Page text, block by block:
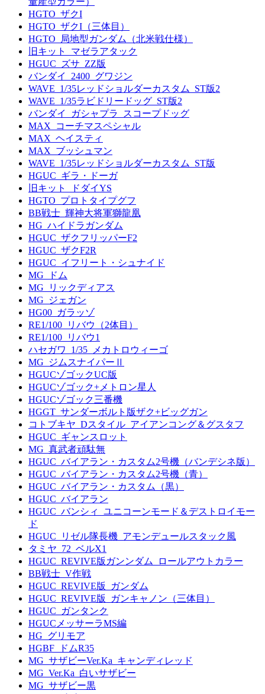
HGTO_ザクI
HGTO_ザクI（三体目）
HGTO_局地型ガンダム（北米戦仕様）
旧キット_マゼラアタック
HGUC_ズサ_ZZ版
バンダイ_2400_グワジン
WAVE_1/35レッドショルダーカスタム_ST版2
WAVE_1/35ラビドリードッグ_ST版2
バンダイ_ガシャプラ_スコープドッグ
MAX_コーチマスペシャル
MAX_ヘイスティ
MAX_ブッシュマン
WAVE_1/35レッドショルダーカスタム_ST版
HGUC_ギラ・ドーガ
旧キット_ドダイYS
HGTO_プロトタイプグフ
BB戦士_輝神大将軍獅龍凰
HG_ハイドラガンダム
HGUC_ザクフリッパーF2
HGUC_ザクF2R
HGUC_イフリート・シュナイド
MG_ドム
MG_リックディアス
MG_ジェガン
HG00_ガラッゾ
RE1/100_リバウ（2体目）
RE1/100_リバウ1
ハセガワ_1/35_メカトロウィーゴ
MG_ジムスナイパーⅡ
HGUCゾゴックUC版
HGUCゾゴック+メトロン星人
HGUCゾゴック三番機
HGGT_サンダーボルト版ザク+ビッグガン
コトブキヤ_Dスタイル_アイアンコング＆グスタフ
HGUC_ギャンスロット
MG_真武者頑駄無
HGUC_バイアラン・カスタム2号機（バンデシネ版）
HGUC_バイアラン・カスタム2号機（青）
HGUC_バイアラン・カスタム（黒）
HGUC_バイアラン
HGUC_バンシィ_ユニコーンモード＆デストロイモー
ド
HGUC_リゼル隊長機_アモンデュールスタック風
タミヤ_72_ベルX1
HGUC_REVIVE版ガンンダム_ロールアウトカラー
BB戦士_V作戦
HGUC_REVIVE版_ガンダム
HGUC_REVIVE版_ガンキャノン（三体目）
HGUC_ガンタンク
HGUCメッサーラMS編
HG_グリモア
HGBF_ドムR35
MG_サザビーVer.Ka_キャンディレッド
MG_Ver.Ka_白いサザビー
MG_サザビー黒